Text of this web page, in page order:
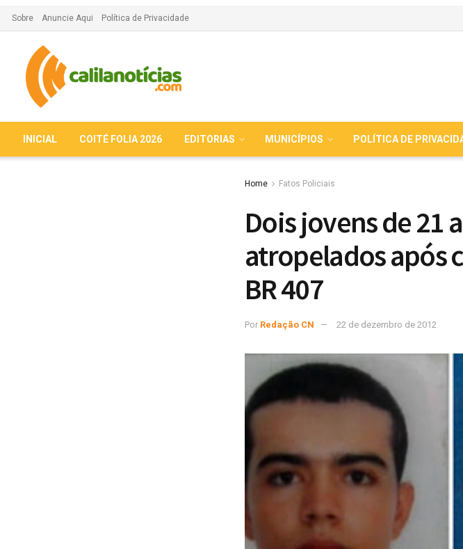
Sobre Anuncie Aqui Política de Privacidade
INICIAL COITÉ FOLIA 2026 EDITORIAS MUNICÍPIOS POLÍTICA DE
Home Fatos Policiais
Dois jovens de 21
atropelados após
BR 407
Por Redação CN 22 de dezembro de 2012